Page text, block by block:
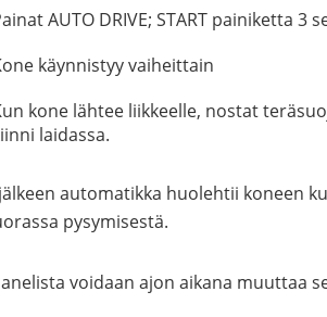
AUTO DRIVE; START painiketta 3
käynnistyy vaiheittain
kone lähtee liikkeelle, nostat
laidassa.
automatikka huolehtii koneen
pysymisestä.
voidaan ajon aikana muuttaa